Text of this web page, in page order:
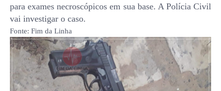
para exames necroscópicos em sua base. A Polícia Civil
vai investigar o caso.
Fonte: Fim da Linha